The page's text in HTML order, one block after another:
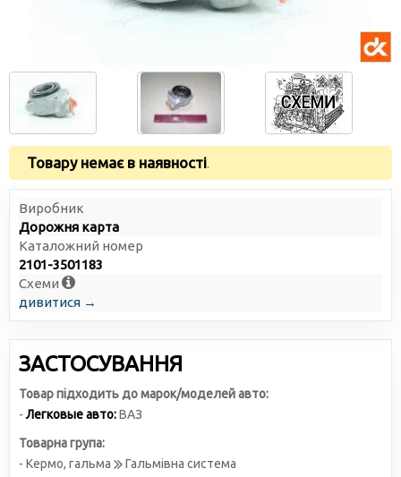
Товару немає в наявності.
Виробник
Дорожня карта
Каталожний номер
2101-3501183
Схеми
дивитися →
ЗАСТОСУВАННЯ
Товар підходить до марок/моделей авто:
-Легковые авто:ВАЗ
Товарна група:
- Кермо, гальма
Гальмівна система